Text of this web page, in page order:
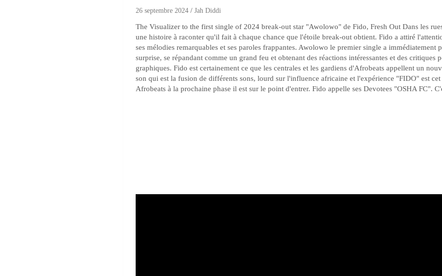
26 septembre 2024 Jah Diddi
The Visualizer to the first single of 2024 break-out star "Awolowo" de Fido, Fresh Out Dans les
une histoire à raconter qu'il fait à chaque chance que l'étoile break-out obtient. Fido a attiré
ses mélodies remarquables et ses paroles frappantes. Awolowo le premier single a immédiatement
surprise, se répandant comme un grand feu et obtenant des réactions intéressantes et des critiques
graphiques. Fido est certainement ce que les centrales et les gardiens d'Afrobeats appellent un
son qui est la fusion de différents sons, lourd sur l'influence africaine et l'expérience "FIDO" est cet
Afrobeats à la prochaine phase il est sur le point d'entrer. Fido appelle ses Devotees "OSHA FC".